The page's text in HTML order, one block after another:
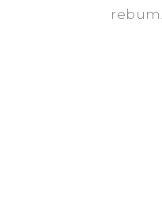
rebum.